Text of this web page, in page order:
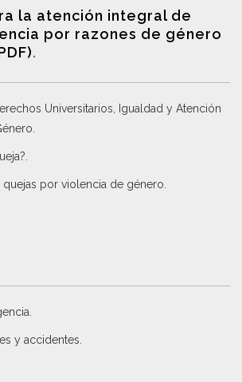
la atención integral de
por razones de género
.
Universitarios, Igualdad y Atención
quejas por violencia de género
y accidentes